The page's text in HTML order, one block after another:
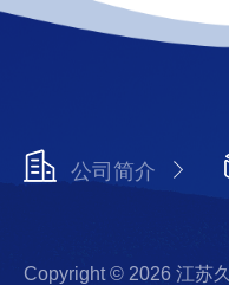
公司简介
Copyright © 2026 江苏